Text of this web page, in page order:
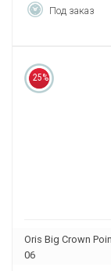
Под заказ
25%
Oris Big Crown
06